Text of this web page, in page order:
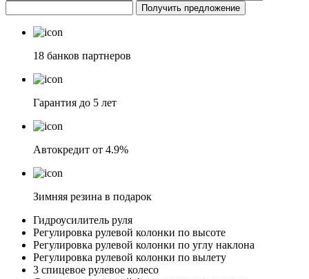
Получить предложение
18 банков партнеров
Гарантия до 5 лет
Автокредит от 4.9%
Зимняя резина в подарок
Гидроусилитель руля
Регулировка рулевой колонки по высоте
Регулировка рулевой колонки по углу наклона
Регулировка рулевой колонки по вылету
3 спицевое рулевое колесо